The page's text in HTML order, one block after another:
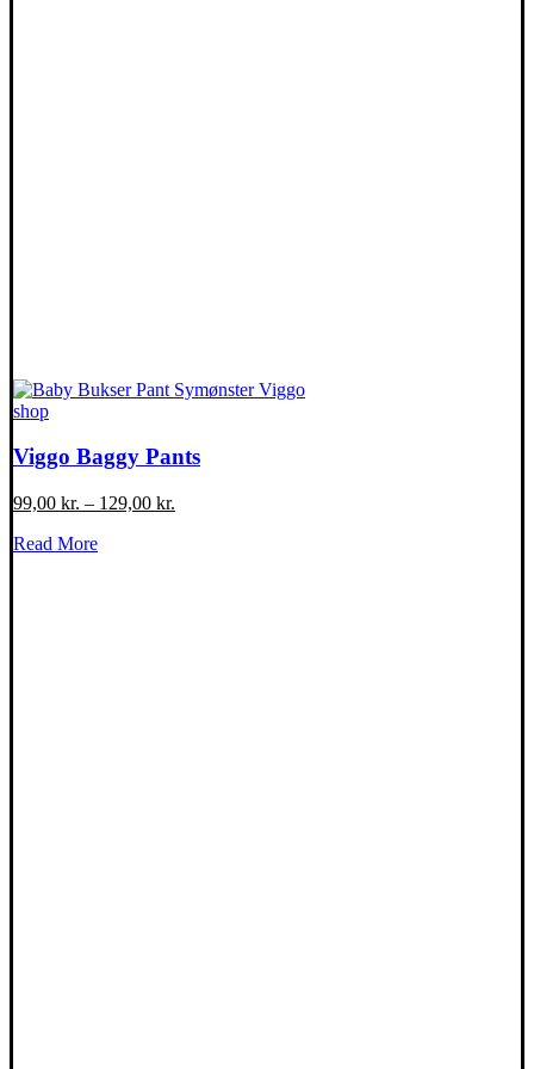
shopDette
har
flere
varianter.
Mulighederne
kan
Viggo Baggy Pants
99,00 kr. – 129,00 kr.
Read More